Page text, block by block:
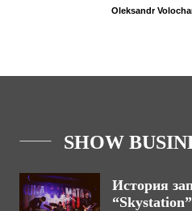
Oleksandr
SHOW
История
“Skystation”